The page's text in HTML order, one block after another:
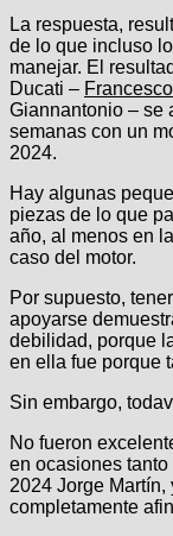
La respuesta,
de lo que incluso
manejar. El
Ducati –
Giannantonio – se
semanas con un
2024.
Hay algunas
piezas de lo que
año, al menos en
caso del motor.
Por supuesto,
apoyarse
debilidad, porque
en ella fue porque
Sin embargo,
No fueron
en ocasiones
2024 Jorge
completamente